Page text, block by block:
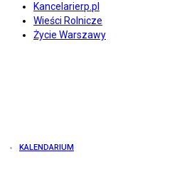
Kancelarierp.pl
Wieści Rolnicze
Życie Warszawy
KALENDARIUM